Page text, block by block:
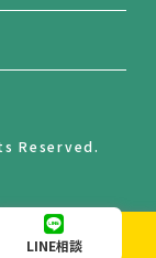
LINE相談
Reserved.